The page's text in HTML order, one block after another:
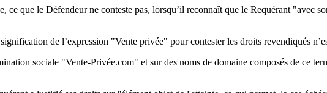
ce que le Défendeur ne conteste pas, lorsqu’il reconnaît que le Requérant "avec
de l’expression "Vente privée" pour contester les droits revendiqués
sociale "Vente-Privée.com" et sur des noms de domaine composés de ce